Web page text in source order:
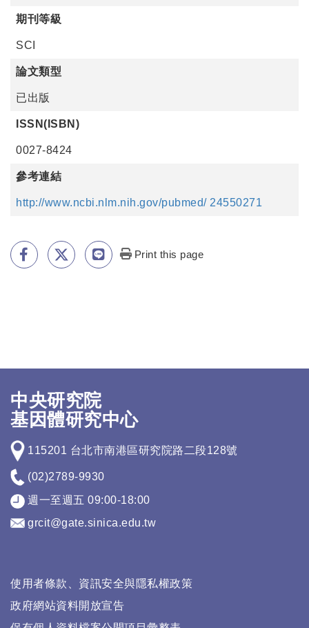
期刊等級
SCI
論文類型
已出版
ISSN(ISBN)
0027-8424
參考連結
http://www.ncbi.nlm.nih.gov/pubmed/ 24550271
Print this page
中央研究院
基因體研究中心
115201 台北市南港區研究院路二段128號
(02)2789-9930
週一至週五 09:00-18:00
grcit@gate.sinica.edu.tw
使用者條款、資訊安全與隱私權政策
政府網站資料開放宣告